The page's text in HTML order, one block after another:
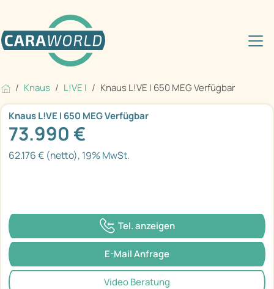
Knaus L!VE I Knaus L!VE I 650 MEG Verfügbar
Knaus L!VE I 650 MEG Verfügbar
73.990 €
62.176 € (netto), 19% MwSt.
Tel. anzeigen
E-Mail Anfrage
Video Beratung